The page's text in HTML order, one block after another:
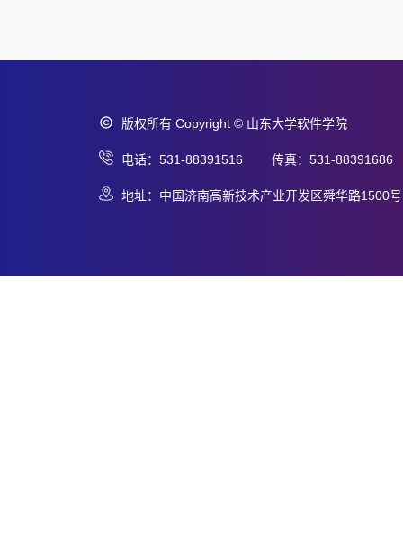
版权所有 Copyright © 山东大学软件学院
电话：531-88391516 传真：531-88391686
地址：中国济南高新技术产业开发区舜华路